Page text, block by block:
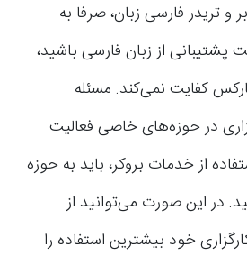
و تریدر فارسی زبان، صرفا به
پشتیبانی از زبان فارسی باشید،
کفایت نمی‌کند. مسئله
در حوزه‌های خاصی فعالیت
از خدمات بروکر، باید به حوزه
در این صورت می‌توانید از
خود بیشترین استفاده را